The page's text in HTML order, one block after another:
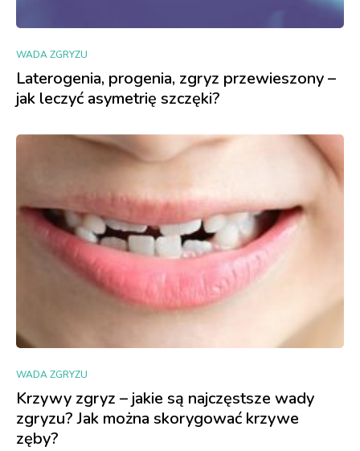
WADA ZGRYZU
Laterogenia, progenia, zgryz przewieszony –
jak leczyć asymetrię szczęki?
WADA ZGRYZU
Krzywy zgryz – jakie są najczęstsze wady
zgryzu? Jak można skorygować krzywe
zęby?